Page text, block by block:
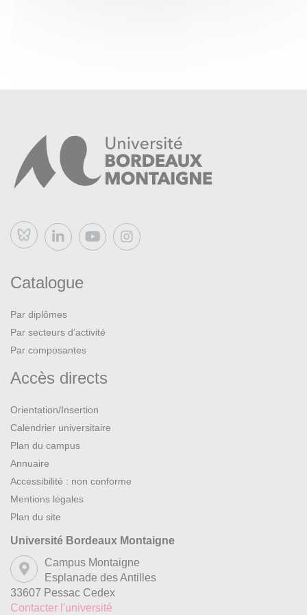
Bluesky
Catalogue
Par diplômes
Par secteurs d’activité
Par composantes
Accès directs
Orientation/Insertion
Calendrier universitaire
Plan du campus
Annuaire
Accessibilité : non conforme
Mentions légales
Plan du site
Université Bordeaux Montaigne
Campus Montaigne
Esplanade des Antilles
33607 Pessac Cedex
Contacter l'université